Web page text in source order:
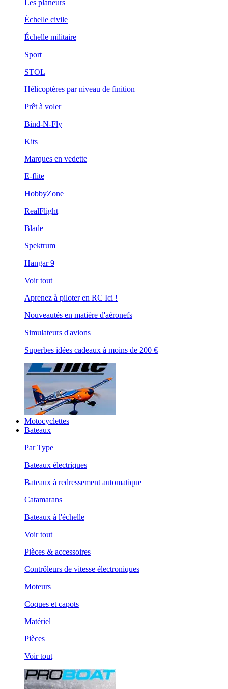
Les planeurs
Échelle civile
Échelle militaire
Sport
STOL
Hélicoptères par niveau de finition
Prêt à voler
Bind-N-Fly
Kits
Marques en vedette
E-flite
HobbyZone
RealFlight
Blade
Spektrum
Hangar 9
Voir tout
Aprenez à piloter en RC Ici !
Nouveautés en matière d'aéronefs
Simulateurs d'avions
Superbes idées cadeaux à moins de 200 €
Motocyclettes
Bateaux
Par Type
Bateaux électriques
Bateaux à redressement automatique
Catamarans
Bateaux à l'échelle
Voir tout
Pièces & accessoires
Contrôleurs de vitesse électroniques
Moteurs
Coques et capots
Matériel
Pièces
Voir tout